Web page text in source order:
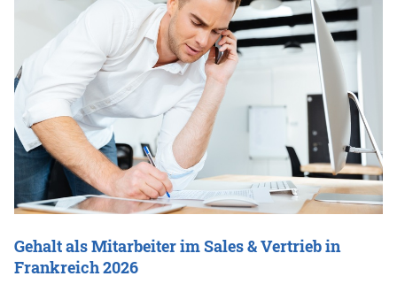
Gehalt als Mitarbeiter im Sales & Vertrieb in
Frankreich 2026